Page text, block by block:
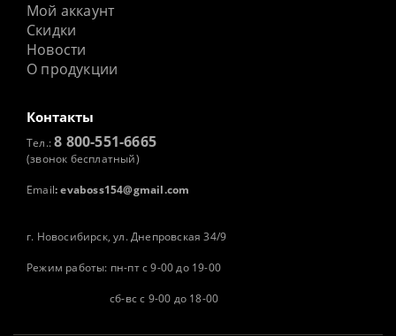
Мой аккаунт
Скидки
Новости
О продукции
Контакты
Тел.:8 800-551-6665
(звонок бесплатный)
Email: evaboss154@gmail.com
г. Новосибирск, ул. Днепровская 34/9
Режим работы: пн-пт с 9-00 до 19-00
сб-вс с 9-00 до 18-00